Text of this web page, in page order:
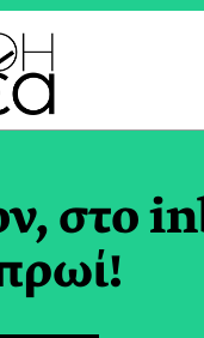
στο